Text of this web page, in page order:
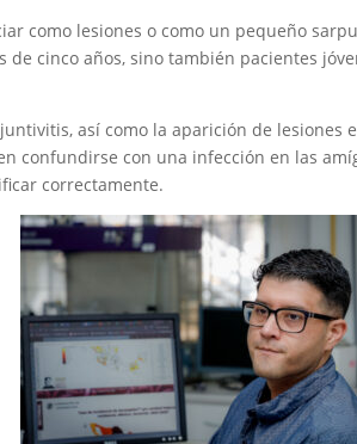
como lesiones o como un pequeño
de cinco años, sino también pacientes
así como la aparición de lesiones
confundirse con una infección en las
correctamente.